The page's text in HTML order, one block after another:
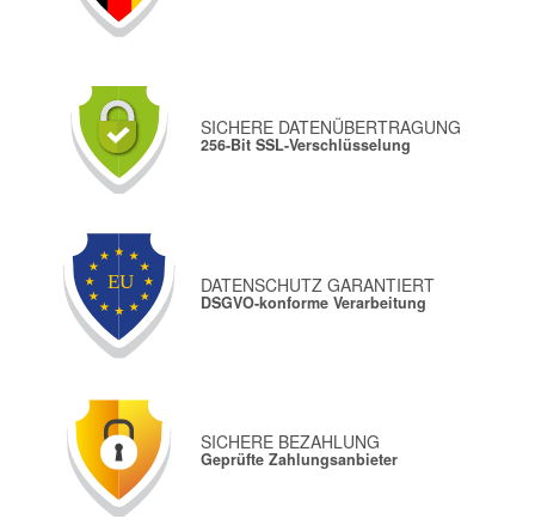
SICHERE DATENÜBERTRAGUNG
256-Bit SSL-Verschlüsselung
DATENSCHUTZ GARANTIERT
DSGVO-konforme Verarbeitung
SICHERE BEZAHLUNG
Geprüfte Zahlungsanbieter